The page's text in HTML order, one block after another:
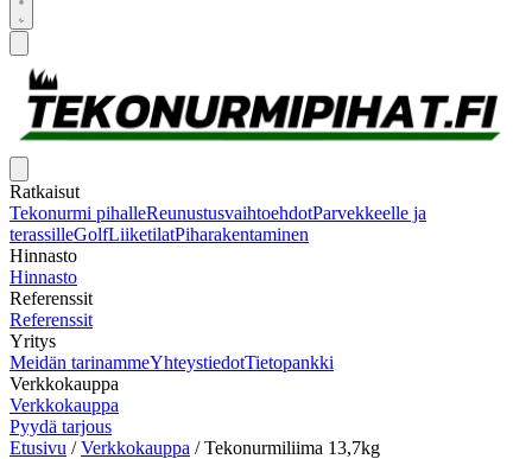
Ratkaisut
Tekonurmi pihalleReunustusvaihtoehdotParvekkeelle ja
terassilleGolfLiiketilatPiharakentaminen
Hinnasto
Hinnasto
Referenssit
Referenssit
Yritys
Meidän tarinammeYhteystiedotTietopankki
Verkkokauppa
Verkkokauppa
Pyydä tarjous
Etusivu / Verkkokauppa / Tekonurmiliima 13,7kg